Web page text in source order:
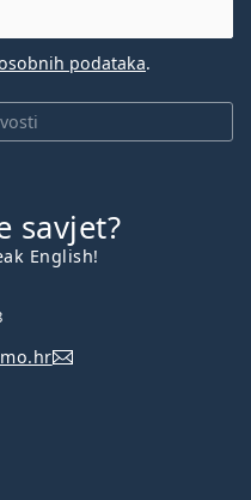
podataka.
savjet?
English!